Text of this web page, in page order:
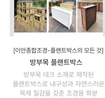
[이안종합조경-플랜트박스의 모든 것]
방부목 플랜트박스
방부목 데크 소재로 제작된
플랜트박스로 내구성과 자연스러운
목재 질감을 갖춘 조경용 화분